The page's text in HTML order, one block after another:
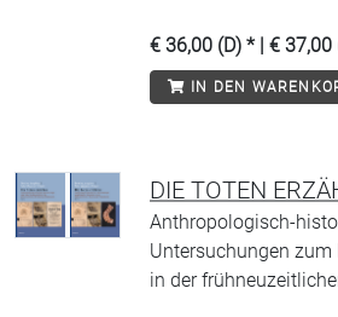
€ 36,00 (D) * | € 37,00
IN DEN
DIE TOTEN
Anthropologisch-
Untersuchungen zum
in der